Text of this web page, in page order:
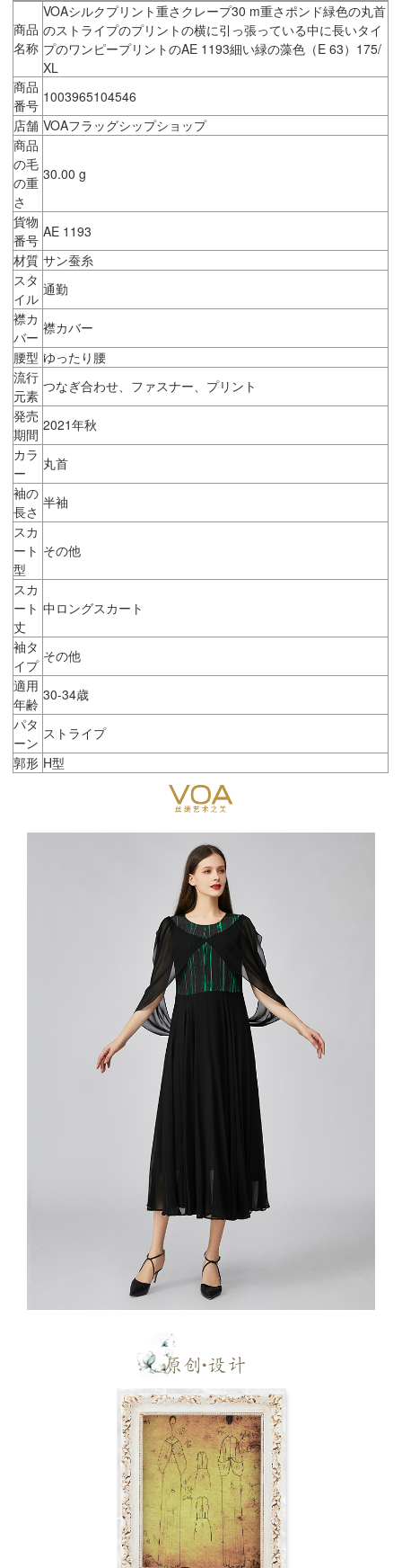
商品
名称
VOAシルクプリント重さクレープ30 m重さポンド緑色の丸首
のストライプのプリントの横に引っ張っている中に長いタイ
プのワンピープリントのAE 1193細い緑の藻色（E 63）175/
XL
商品
番号 1003965104546
店舗 VOAフラッグシップショップ
商品
の毛
の重
さ
30.00 g
貨物
番号 AE 1193
材質 サン蚕糸
スタ
イル
通勤
襟カ
バー
襟カバー
腰型 ゆったり腰
流行
元素
つなぎ合わせ、ファスナー、プリント
発売
期間
2021年秋
カラ
ー
丸首
袖の
長さ
半袖
スカ
ート
型
その他
スカ
ート
丈
中ロングスカート
袖タ
イプ
その他
適用
年齢
30-34歳
パタ
ーン
ストライプ
郭形 H型